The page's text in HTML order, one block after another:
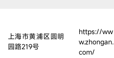
上海市黄浦区圆明
园路219号
https://ww
w.zhongan.
com/